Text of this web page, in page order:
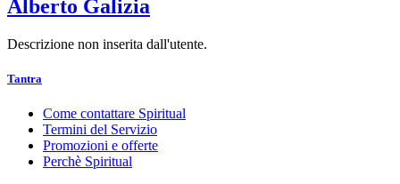
Alberto Galizia
Descrizione non inserita dall'utente.
Tantra
Come contattare Spiritual
Termini del Servizio
Promozioni e offerte
Perchè Spiritual